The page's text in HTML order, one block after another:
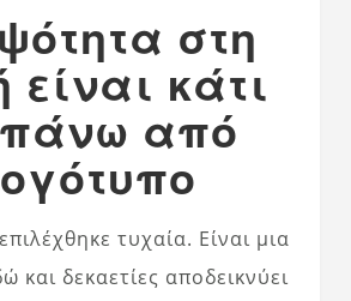
στη
κάτι
από
τυχαία. Είναι μια
και δεκαετίες αποδεικνύει